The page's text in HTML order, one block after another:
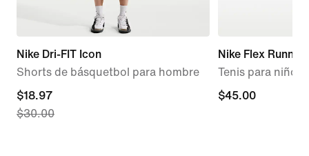
Nike Dri-FIT Icon
Shorts de básquetbol para hombre
current
price
$18.97
$30.00
Nike Flex Runner
Tenis para niños
$45.00
$45.00